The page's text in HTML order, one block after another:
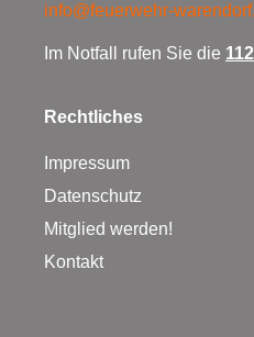
info@feuerwehr-
Im Notfall rufen Sie die 112
Rechtliches
Impressum
Datenschutz
Mitglied werden!
Kontakt